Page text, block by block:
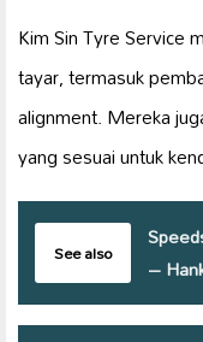
Kim Sin Tyre Service
tayar, termasuk
alignment. Mereka
yang sesuai untuk
See also
–